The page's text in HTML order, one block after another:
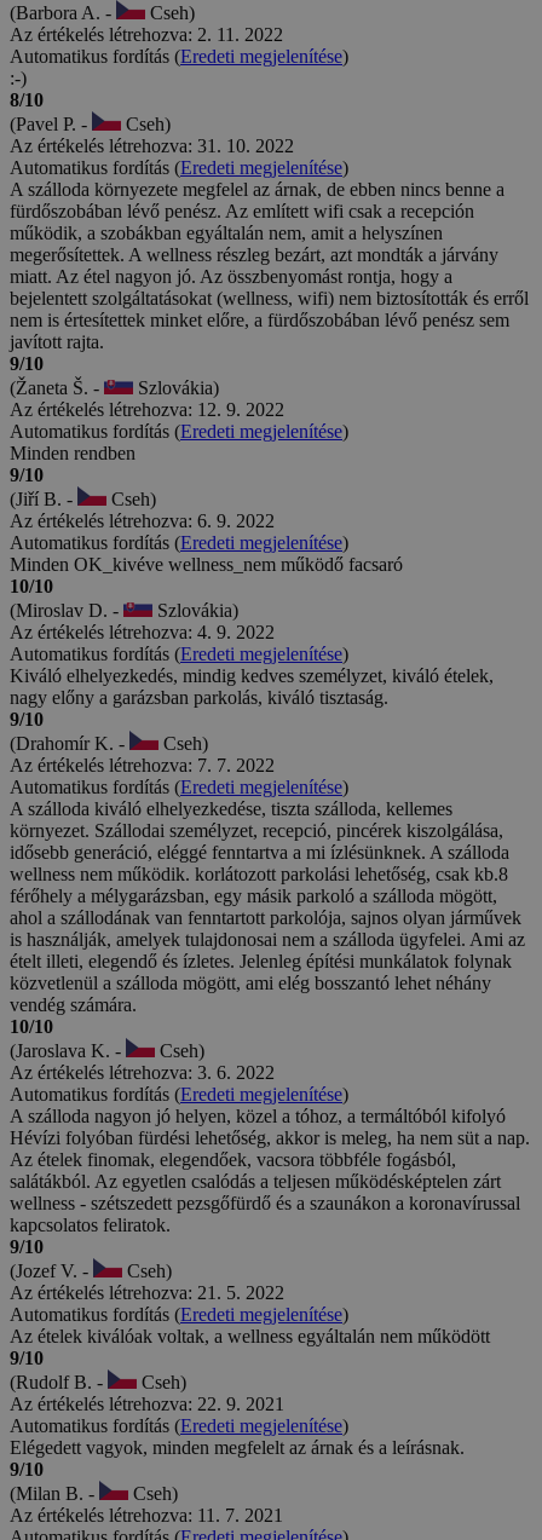
(Barbora A. -
Cseh)
Az értékelés létrehozva: 2. 11. 2022
Automatikus fordítás (Eredeti megjelenítése)
:-)
8/10
(Pavel P. -
Cseh)
Az értékelés létrehozva: 31. 10. 2022
Automatikus fordítás (Eredeti megjelenítése)
A szálloda környezete megfelel az árnak, de ebben nincs benne a
fürdőszobában lévő penész. Az említett wifi csak a recepción
működik, a szobákban egyáltalán nem, amit a helyszínen
megerősítettek. A wellness részleg bezárt, azt mondták a járvány
miatt. Az étel nagyon jó. Az összbenyomást rontja, hogy a
bejelentett szolgáltatásokat (wellness, wifi) nem biztosították és erről
nem is értesítettek minket előre, a fürdőszobában lévő penész sem
javított rajta.
9/10
(Žaneta Š. -
Szlovákia)
Az értékelés létrehozva: 12. 9. 2022
Automatikus fordítás (Eredeti megjelenítése)
Minden rendben
9/10
(Jiří B. -
Cseh)
Az értékelés létrehozva: 6. 9. 2022
Automatikus fordítás (Eredeti megjelenítése)
Minden OK_kivéve wellness_nem működő facsaró
10/10
(Miroslav D. -
Szlovákia)
Az értékelés létrehozva: 4. 9. 2022
Automatikus fordítás (Eredeti megjelenítése)
Kiváló elhelyezkedés, mindig kedves személyzet, kiváló ételek,
nagy előny a garázsban parkolás, kiváló tisztaság.
9/10
(Drahomír K. -
Cseh)
Az értékelés létrehozva: 7. 7. 2022
Automatikus fordítás (Eredeti megjelenítése)
A szálloda kiváló elhelyezkedése, tiszta szálloda, kellemes
környezet. Szállodai személyzet, recepció, pincérek kiszolgálása,
idősebb generáció, eléggé fenntartva a mi ízlésünknek. A szálloda
wellness nem működik. korlátozott parkolási lehetőség, csak kb.8
férőhely a mélygarázsban, egy másik parkoló a szálloda mögött,
ahol a szállodának van fenntartott parkolója, sajnos olyan járművek
is használják, amelyek tulajdonosai nem a szálloda ügyfelei. Ami az
ételt illeti, elegendő és ízletes. Jelenleg építési munkálatok folynak
közvetlenül a szálloda mögött, ami elég bosszantó lehet néhány
vendég számára.
10/10
(Jaroslava K. -
Cseh)
Az értékelés létrehozva: 3. 6. 2022
Automatikus fordítás (Eredeti megjelenítése)
A szálloda nagyon jó helyen, közel a tóhoz, a termáltóból kifolyó
Hévízi folyóban fürdési lehetőség, akkor is meleg, ha nem süt a nap.
Az ételek finomak, elegendőek, vacsora többféle fogásból,
salátákból. Az egyetlen csalódás a teljesen működésképtelen zárt
wellness - szétszedett pezsgőfürdő és a szaunákon a koronavírussal
kapcsolatos feliratok.
9/10
(Jozef V. -
Cseh)
Az értékelés létrehozva: 21. 5. 2022
Automatikus fordítás (Eredeti megjelenítése)
Az ételek kiválóak voltak, a wellness egyáltalán nem működött
9/10
(Rudolf B. -
Cseh)
Az értékelés létrehozva: 22. 9. 2021
Automatikus fordítás (Eredeti megjelenítése)
Elégedett vagyok, minden megfelelt az árnak és a leírásnak.
9/10
(Milan B. -
Cseh)
Az értékelés létrehozva: 11. 7. 2021